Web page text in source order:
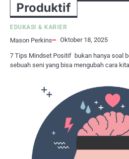
Produktif
EDUKASI & KARIER
Mason Perkins Oktober 18, 2025
7 Tips Mindset Positif bukan hanya soal
sebuah seni yang bisa mengubah cara